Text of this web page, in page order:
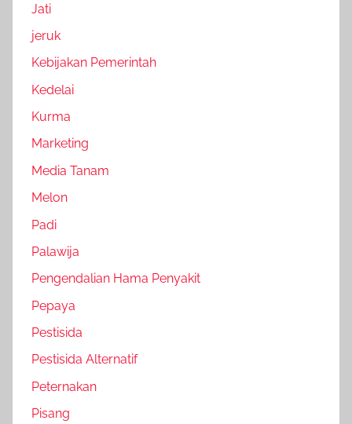
Jati
jeruk
Kebijakan Pemerintah
Kedelai
Kurma
Marketing
Media Tanam
Melon
Padi
Palawija
Pengendalian Hama Penyakit
Pepaya
Pestisida
Pestisida Alternatif
Peternakan
Pisang